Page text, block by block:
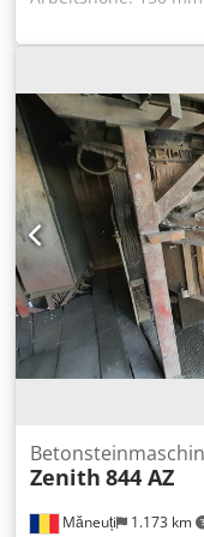
automatisches
geeignet für: -
Herstellung von
Herstellung von
Jalousien,
Aluminium-
Aluminiumfassaden
einstellbar 1.
Rotorbürsten
Aeug Ty Hecleck 2.
Rotorbürsten
Aggregat, Bürste:
Varioantrieb 4.
Durchmesser
elektrisch
Vorschub: 0,37 kW
Gewicht:
Măneuți 1.173 km
Zenith 844 AZ